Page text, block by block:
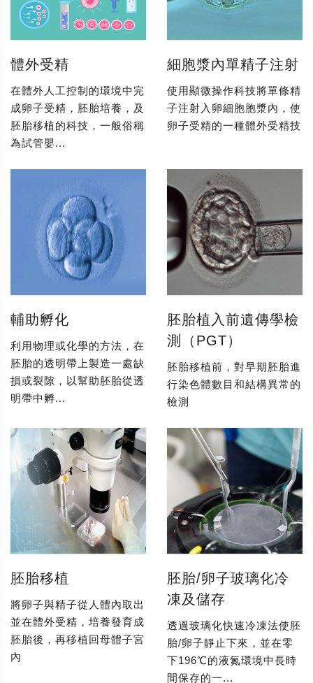
體外受精
在體外人工控制的環境中完
成卵子受精，胚胎培養，及
胚胎移植的科技，一般俗稱
為試管嬰...
細胞漿內單精子注射
使用顯微操作科技將單條精
子注射入卵細胞胞漿內，使
卵子受精的一種體外受精技
輔助孵化
利用物理或化學的方法，在
胚胎的透明帶上製造一處缺
損或裂隙，以幫助胚胎從透
明帶中孵...
胚胎植入前遺傳學檢
測（PGT）
胚胎移植前，對早期胚胎進
行染色體數目和結構異常的
檢測
胚胎移植
將卵子與精子從人體內取出
並在體外受精，培養發育成
胚胎後，再移植回母體子宮
內
胚胎/卵子玻璃化冷
凍及儲存
透過玻璃化快速冷凍法使胚
胎/卵子靜止下來，並在零
下196℃的液氮環境中長時
間保存的一...